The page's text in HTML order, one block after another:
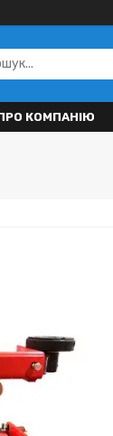
КОМПАНІЮ